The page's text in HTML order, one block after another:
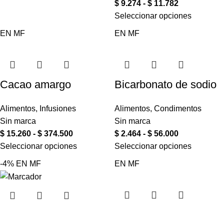
$ 9.274 - $ 11.782
Seleccionar opciones
EN MF
Cacao amargo
Alimentos, Infusiones
Sin marca
$ 15.260 - $ 374.500
Seleccionar opciones
EN MF
Bicarbonato de sodio
Alimentos, Condimentos
Sin marca
$ 2.464 - $ 56.000
Seleccionar opciones
-4% EN MF EN MF